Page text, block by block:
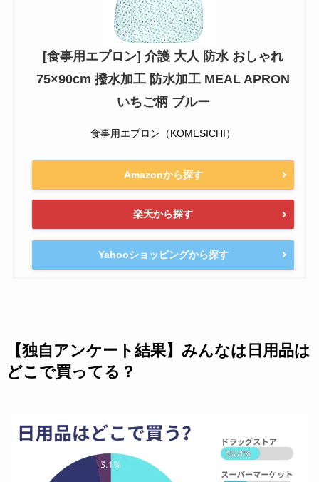
[食事用エプロン] 介護 大人 防水 おしゃれ
75×90cm 撥水加工 防水加工 MEAL APRON
いちご柄 ブルー
食事用エプロン（KOMESICHI）
Amazonから探す
楽天から探す
Yahooショッピングから探す
【独自アンケート結果】みんなは日用品は
どこで買ってる？